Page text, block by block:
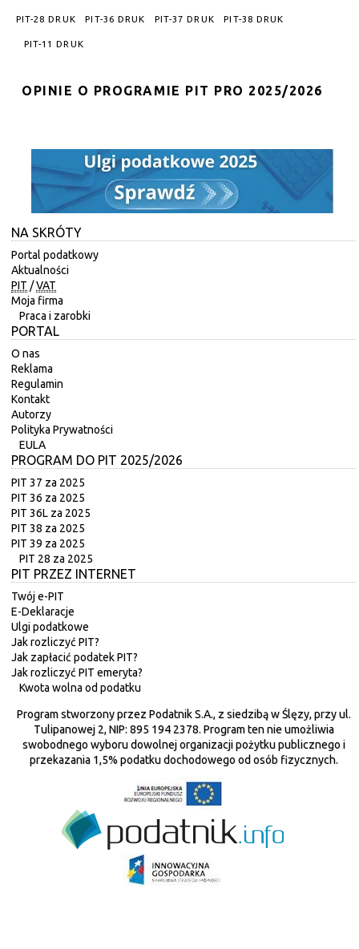
PIT-28 DRUK PIT-36 DRUK PIT-37 DRUK PIT-38 DRUK
PIT-11 DRUK
OPINIE O PROGRAMIE PIT PRO 2025/2026
NA SKRÓTY
Portal podatkowy
Aktualności
PIT /VAT
Moja firma
Praca i zarobki
PORTAL
O nas
Reklama
Regulamin
Kontakt
Autorzy
Polityka Prywatności
EULA
PROGRAM DO PIT 2025/2026
PIT 37 za 2025
PIT 36 za 2025
PIT 36L za 2025
PIT 38 za 2025
PIT 39 za 2025
PIT 28 za 2025
PIT PRZEZ INTERNET
Twój e-PIT
E-Deklaracje
Ulgi podatkowe
Jak rozliczyć PIT?
Jak zapłacić podatek PIT?
Jak rozliczyć PIT emeryta?
Kwota wolna od podatku
Program stworzony przez Podatnik S.A., z siedzibą w Ślęzy, przy ul.
Tulipanowej 2, NIP: 895 194 2378. Program ten nie umożliwia
swobodnego wyboru dowolnej organizacji pożytku publicznego i
przekazania 1,5% podatku dochodowego od osób fizycznych.